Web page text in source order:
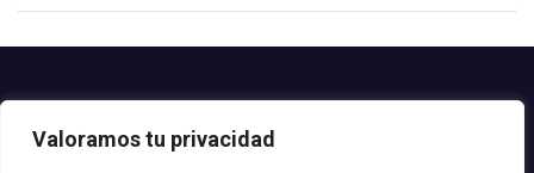
Valoramos tu privacidad
Teléfono: 952.80.24.44